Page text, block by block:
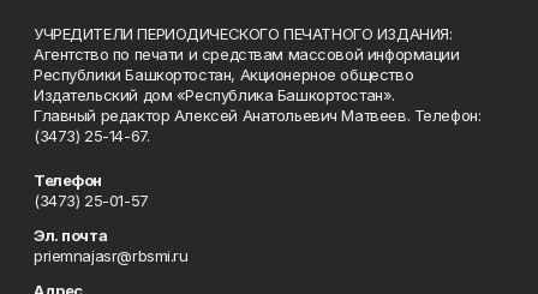
УЧРЕДИТЕЛИ ПЕРИОДИЧЕСКОГО ПЕЧАТНОГО ИЗДАНИЯ:
Агентство по печати и средствам массовой информации
Республики Башкортостан, Акционерное общество
Издательский дом «Республика Башкортостан».
Главный редактор Алексей Анатольевич Матвеев. Телефон:
(3473) 25-14-67.
Телефон
(3473) 25-01-57
Эл. почта
priemnajasr@rbsmi.ru